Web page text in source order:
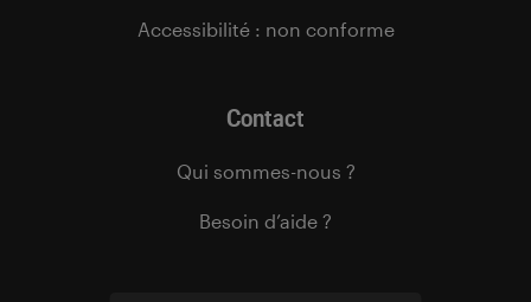
Accessibilité : non conforme
Contact
Qui sommes-nous ?
Besoin d’aide ?